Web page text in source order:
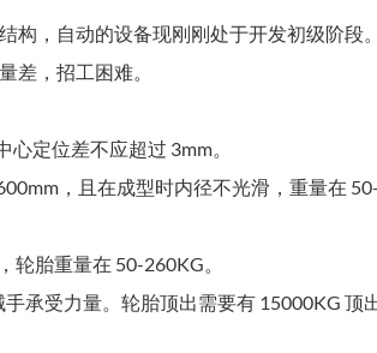
构，自动的设备现刚刚处于开发初级阶段
差，招工困难。
定位差不应超过 3mm。
，且在成型时内径不光滑，重量在
轮胎重量在 50-260KG。
承受力量。轮胎顶出需要有 15000KG 顶出